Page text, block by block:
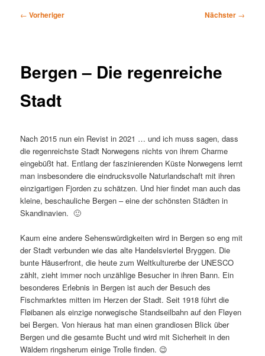
Beitragsnavigation
← Vorheriger Nächster →
Bergen – Die regenreiche
Stadt
Nach 2015 nun ein Revist in 2021 … und ich muss sagen, dass
die regenreichste Stadt Norwegens nichts von ihrem Charme
eingebüßt hat. Entlang der faszinierenden Küste Norwegens lernt
man insbesondere die eindrucksvolle Naturlandschaft mit ihren
einzigartigen Fjorden zu schätzen. Und hier findet man auch das
kleine, beschauliche Bergen – eine der schönsten Städten in
Skandinavien. 🙂
Kaum eine andere Sehenswürdigkeiten wird in Bergen so eng mit
der Stadt verbunden wie das alte Handelsviertel Bryggen. Die
bunte Häuserfront, die heute zum Weltkulturerbe der UNESCO
zählt, zieht immer noch unzählige Besucher in ihren Bann. Ein
besonderes Erlebnis in Bergen ist auch der Besuch des
Fischmarktes mitten im Herzen der Stadt. Seit 1918 führt die
Fløibanen als einzige norwegische Standseilbahn auf den Fløyen
bei Bergen. Von hieraus hat man einen grandiosen Blick über
Bergen und die gesamte Bucht und wird mit Sicherheit in den
Wäldern ringsherum einige Trolle finden. 😉